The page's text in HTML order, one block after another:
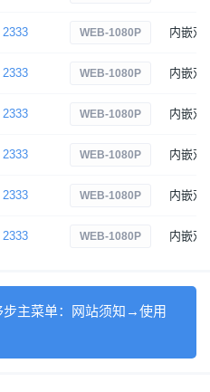
WEB-1080P 内嵌双
WEB-1080P 内嵌双
WEB-1080P 内嵌双
WEB-1080P 内嵌双
WEB-1080P 内嵌双
WEB-1080P 内嵌双
步主菜单：网站须知→使用